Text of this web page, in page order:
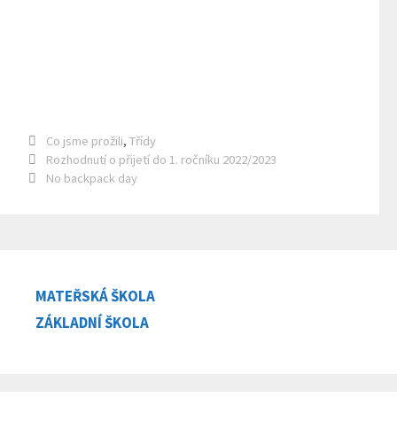
Rubriky
Co jsme prožili, Třídy
Rozhodnutí o přijetí do 1. ročníku 2022/2023
No backpack day
MATEŘSKÁ ŠKOLA
ZÁKLADNÍ ŠKOLA